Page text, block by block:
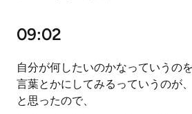
09:02
自分が何したいのかなっていうの
言葉とかにしてみるっていうのが
と思ったので、